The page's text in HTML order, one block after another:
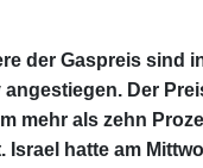
der Gaspreis sind
Der
mehr als zehn
Israel hatte am